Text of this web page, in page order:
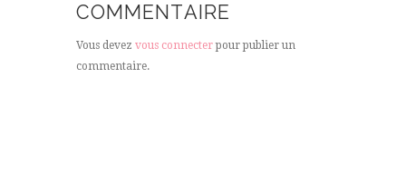
COMMENTAIRE
Vous devez vous connecterpour publier un
commentaire.